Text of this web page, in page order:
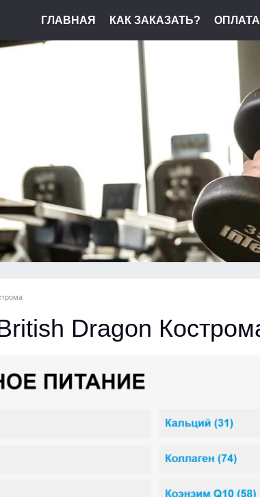
ГЛАВНАЯ КАК ЗАКАЗАТЬ?
Dragon